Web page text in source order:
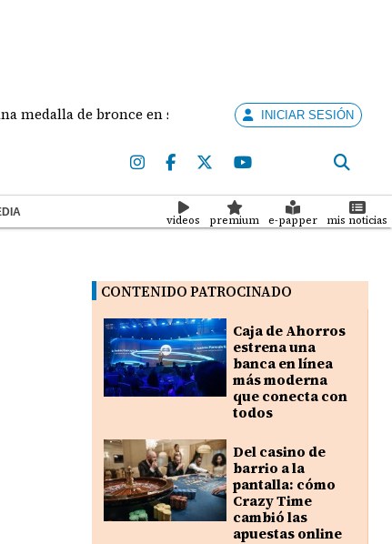
de bronce en salto largo femenino José
INICIAR SESIÓN
videos premium e-papper mis noticias
CONTENIDO PATROCINADO
Caja de Ahorros
estrena una
banca en línea
más moderna
que conecta con
todos
Del casino de
barrio a la
pantalla: cómo
Crazy Time
cambió las
apuestas online